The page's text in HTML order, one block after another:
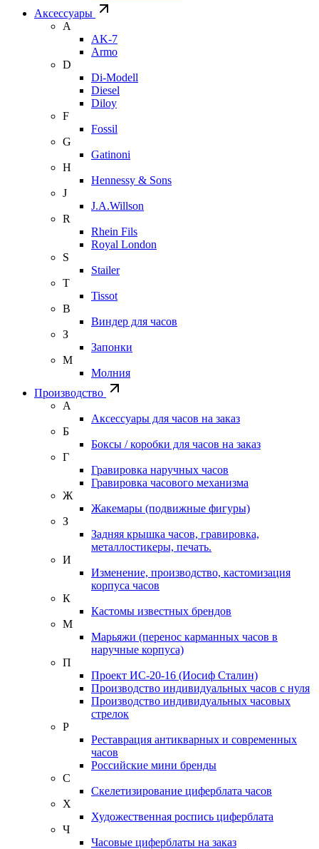
Аксессуары
A
AK-7
Armo
D
Di-Modell
Diesel
Diloy
F
Fossil
G
Gatinoni
H
Hennessy & Sons
J
J.A.Willson
R
Rhein Fils
Royal London
S
Stailer
T
Tissot
В
Виндер для часов
З
Запонки
М
Молния
Производство
А
Аксессуары для часов на заказ
Б
Боксы / коробки для часов на заказ
Г
Гравировка наручных часов
Гравировка часового механизма
Ж
Жакемары (подвижные фигуры)
З
Задняя крышка часов, гравировка,
металлостикеры, печать.
И
Изменение, производство, кастомизация
корпуса часов
К
Кастомы известных брендов
М
Марьяжи (перенос карманных часов в
наручные корпуса)
П
Проект ИС-20-16 (Иосиф Сталин)
Производство индивидуальных часов с нуля
Производство индивидуальных часовых
стрелок
Р
Реставрация антикварных и современных
часов
Российские мини бренды
С
Скелетизирование циферблата часов
Х
Художественная роспись циферблата
Ч
Часовые циферблаты на заказ